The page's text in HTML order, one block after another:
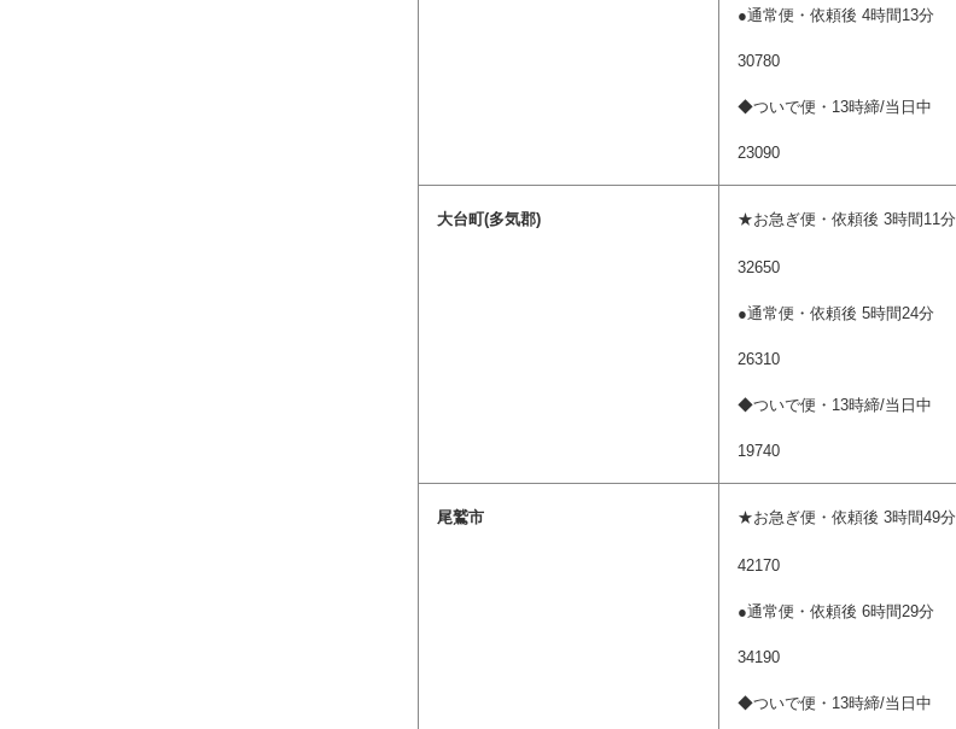
●通常便・依頼後 4時間13分
30780
◆ついで便・13時締/当日中
23090
大台町(多気郡) ★お急ぎ便・依頼後 3時間11分
32650
●通常便・依頼後 5時間24分
26310
◆ついで便・13時締/当日中
19740
尾鷲市 ★お急ぎ便・依頼後 3時間49分
42170
●通常便・依頼後 6時間29分
34190
◆ついで便・13時締/当日中